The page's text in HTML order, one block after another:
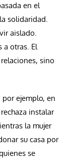
en el
solidaridad.
aislado.
a otras. El
sino
ejemplo, en
instalar
la mujer
su casa por
se